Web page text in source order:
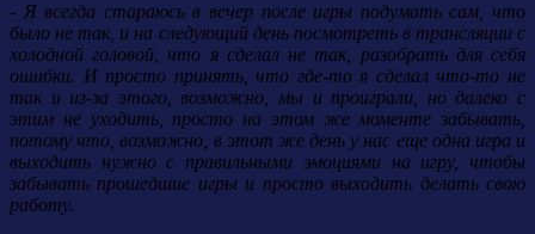
- Я всегда стараюсь в вечер после игры подумать сам, что
было не так, и на следующий день посмотреть в трансляции с
холодной головой, что я сделал не так, разобрать для себя
ошибки. И просто принять, что где-то я сделал что-то не
так и из-за этого, возможно, мы и проиграли, но далеко с
этим не уходить, просто на этом же моменте забывать,
потому что, возможно, в этот же день у нас еще одна игра и
выходить нужно с правильными эмоциями на игру, чтобы
забывать прошедшие игры и просто выходить делать свою
работу.